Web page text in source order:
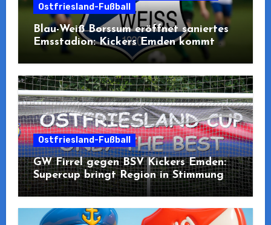
Ostfriesland-Fußball
Blau-Weiß Borssum eröffnet saniertes
Emsstadion: Kickers Emden kommt
zum Pre-Opening
Ostfriesland-Fußball
GW Firrel gegen BSV Kickers Emden:
Supercup bringt Region in Stimmung